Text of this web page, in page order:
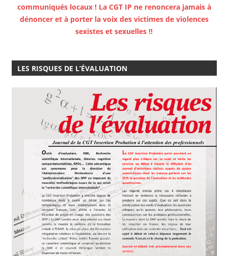
communiqués locaux ! La CGT IP ne renoncera jamais à
dénoncer et à porter la voix des victimes de violences
sexistes et sexuelles !!
LES RISQUES DE L’ÉVALUATION